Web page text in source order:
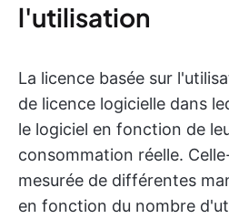
l'utilisation
La licence basée sur
de licence logicielle dans
le logiciel en fonction de
consommation réelle.
mesurée de différentes
en fonction du nombre